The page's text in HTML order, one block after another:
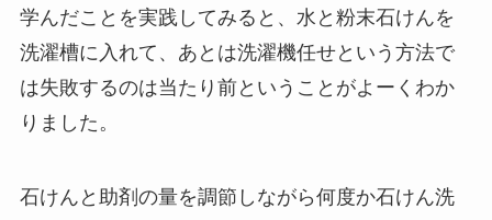
学んだことを実践してみると、水と粉末石けんを
洗濯槽に入れて、あとは洗濯機任せという方法で
は失敗するのは当たり前ということがよーくわか
りました。
石けんと助剤の量を調節しながら何度か石けん洗